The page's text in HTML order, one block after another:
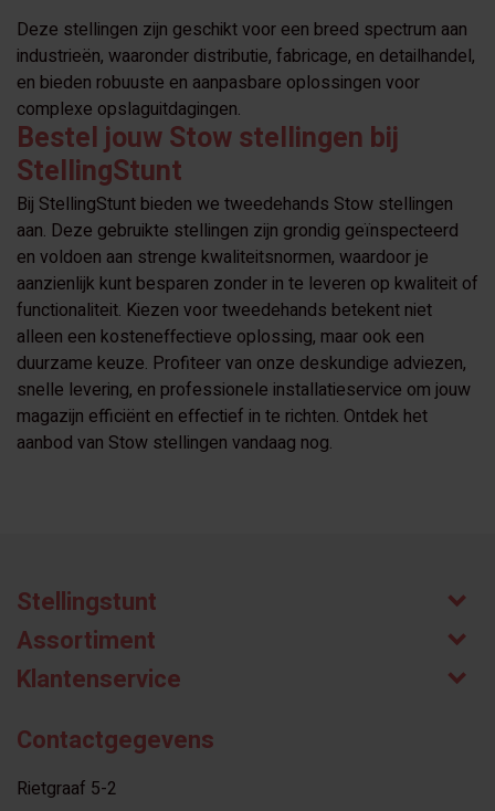
Deze stellingen zijn geschikt voor een breed spectrum aan
industrieën, waaronder distributie, fabricage, en detailhandel,
en bieden robuuste en aanpasbare oplossingen voor
complexe opslaguitdagingen.
Bestel jouw Stow stellingen bij
StellingStunt
Bij StellingStunt bieden we tweedehands Stow stellingen
aan. Deze gebruikte stellingen zijn grondig geïnspecteerd
en voldoen aan strenge kwaliteitsnormen, waardoor je
aanzienlijk kunt besparen zonder in te leveren op kwaliteit of
functionaliteit. Kiezen voor tweedehands betekent niet
alleen een kosteneffectieve oplossing, maar ook een
duurzame keuze. Profiteer van onze deskundige adviezen,
snelle levering, en professionele installatieservice om jouw
magazijn efficiënt en effectief in te richten. Ontdek het
aanbod van Stow stellingen vandaag nog.
Stellingstunt
Assortiment
Klantenservice
Contactgegevens
Rietgraaf 5-2